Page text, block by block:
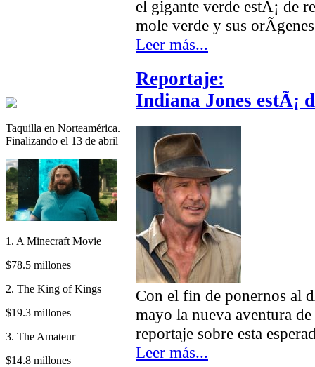
Taquilla en Norteamérica.
Finalizando el 13 de abril
1. A Minecraft Movie
$78.5 millones
2. The King of Kings
$19.3 millones
3. The Amateur
$14.8 millones
el gigante verde estÃ¡ de
mole verde y sus
Leer más...
Reportaje:
Indiana Jones estÃ¡
Con el fin de ponernos al
mayo la nueva aventura
reportaje sobre esta
Leer más...